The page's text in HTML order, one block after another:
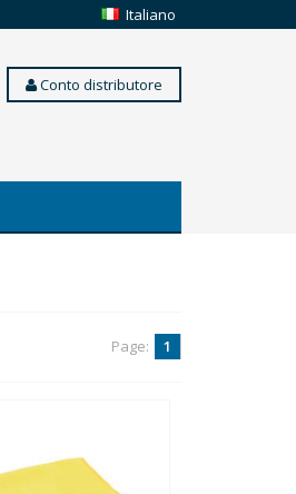
Italiano
Conto distributore
Page: 1